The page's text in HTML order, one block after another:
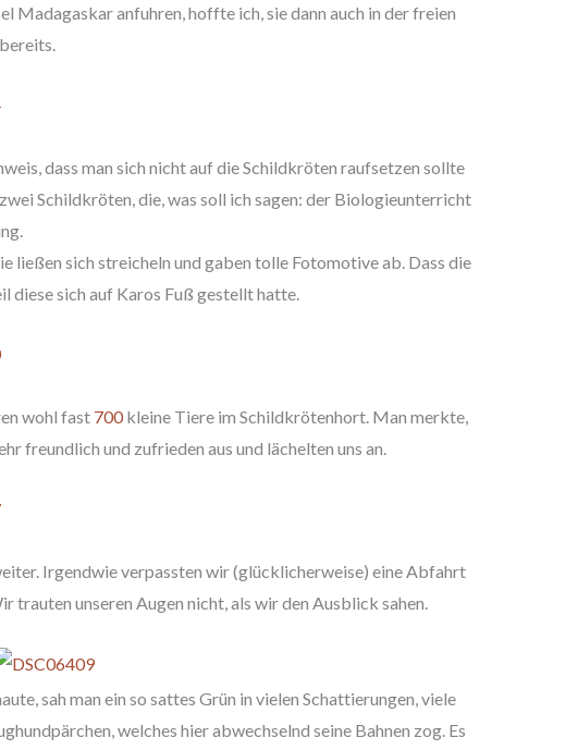
Madagaskar anfuhren, hoffte ich, sie dann auch in der freien
dass man sich nicht auf die Schildkröten raufsetzen sollte
Schildkröten, die, was soll ich sagen: der Biologieunterricht
ließen sich streicheln und gaben tolle Fotomotive ab. Dass die
diese sich auf Karos Fuß gestellt hatte.
wohl fast 700kleine Tiere im Schildkrötenhort. Man merkte,
freundlich und zufrieden aus und lächelten uns an.
Irgendwie verpassten wir (glücklicherweise) eine Abfahrt
trauten unseren Augen nicht, als wir den Ausblick sahen.
sah man ein so sattes Grün in vielen Schattierungen, viele
welches hier abwechselnd seine Bahnen zog. Es